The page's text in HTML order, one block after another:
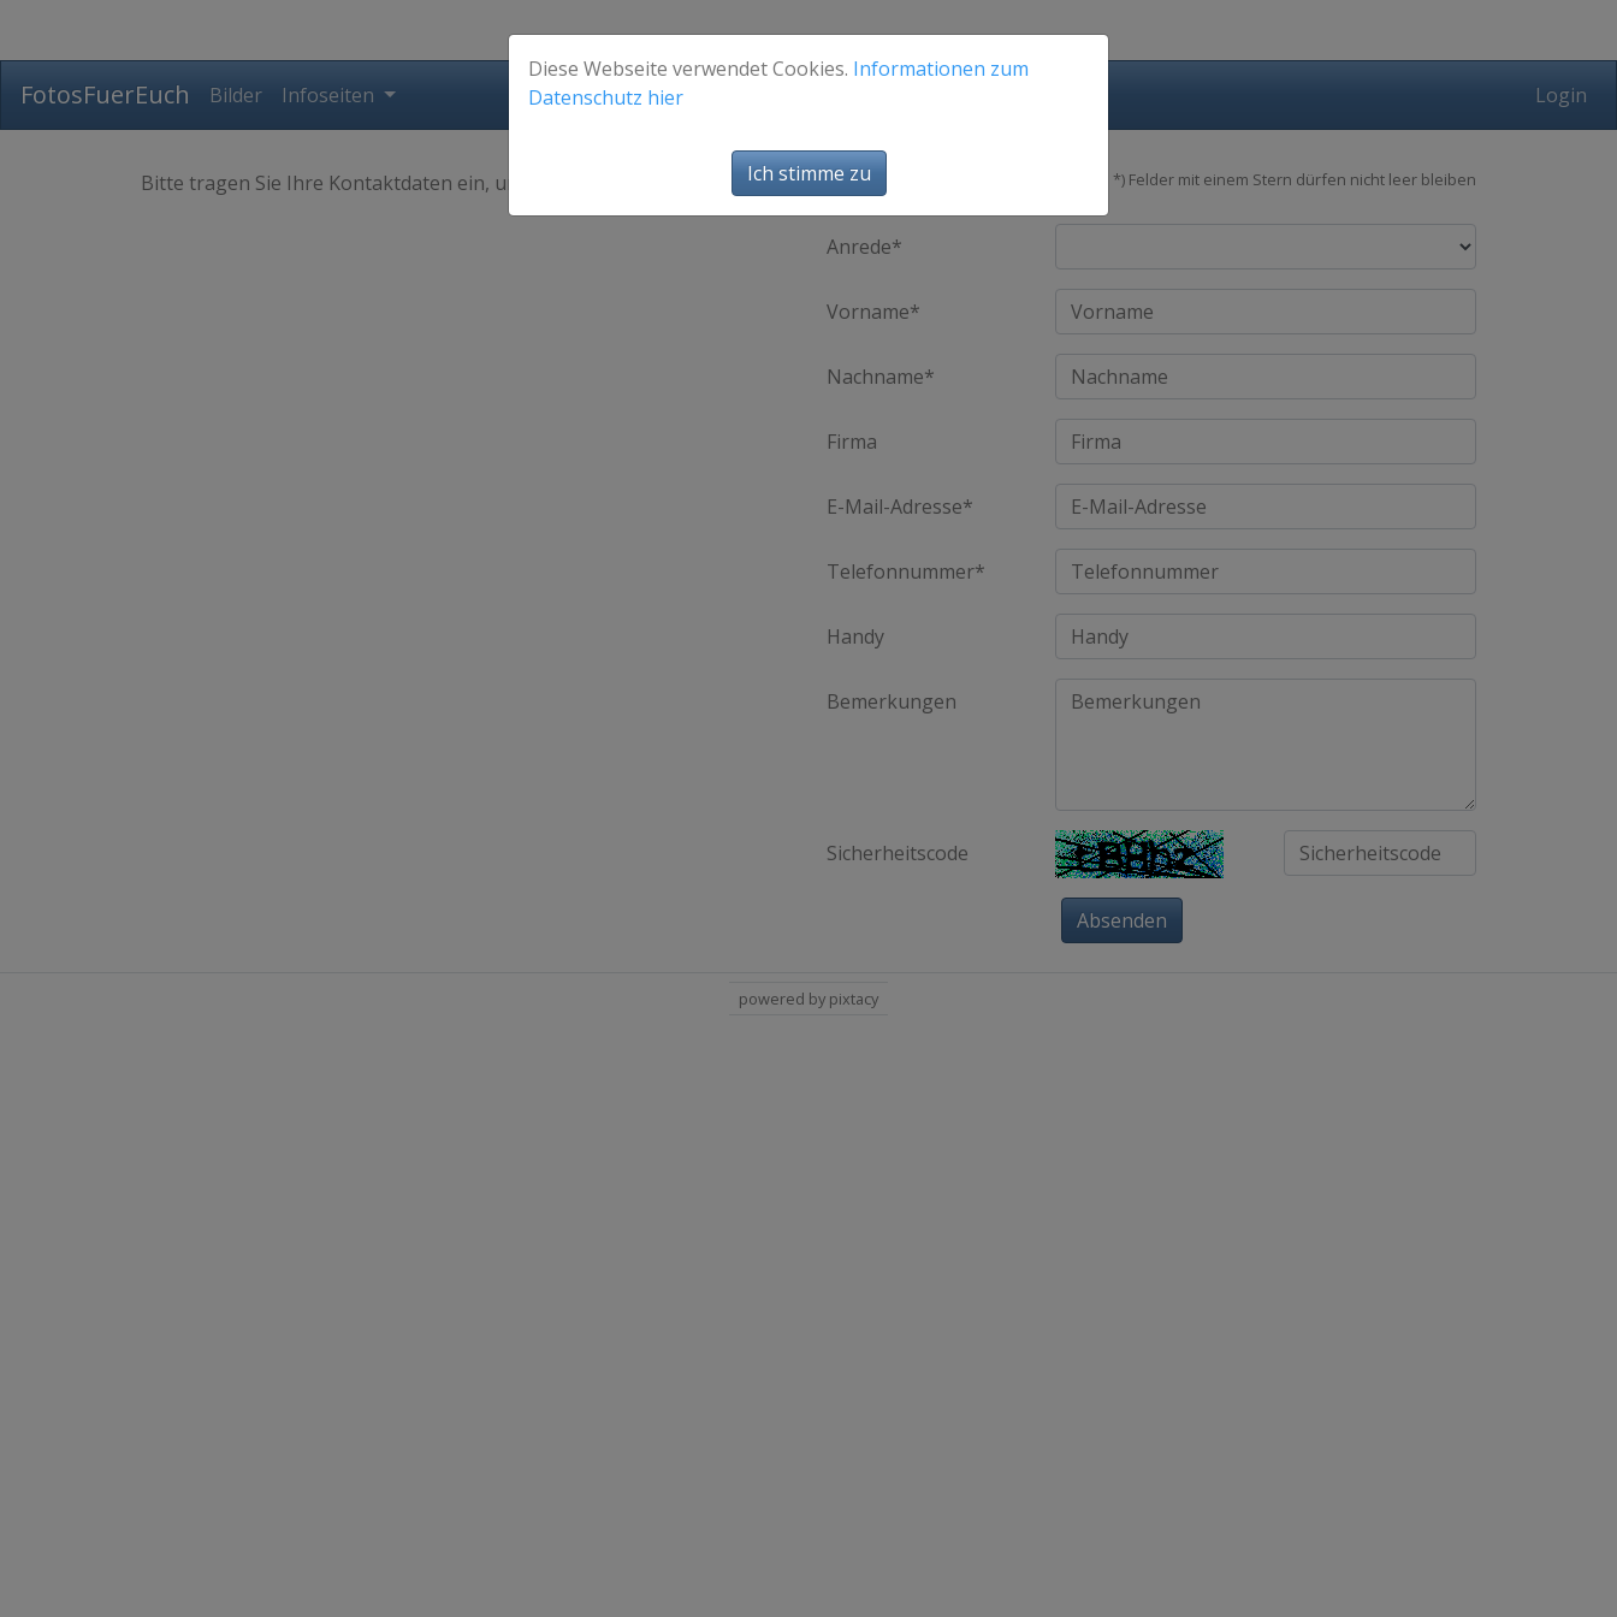
FotosFuerEuch Bilder Infoseiten Login
Bitte tragen Sie Ihre Kontaktdaten ein, und klicken Sie auf [absenden]. *) Felder mit einem Stern dürfen nicht leer bleiben
Anfrage
Anrede*
Vorname*
Nachname*
Firma
E-Mail-Adresse*
Telefonnummer*
Handy
Bemerkungen
Sicherheitscode
Absenden
Diese Webseite verwendet Cookies. Informationen zum
Datenschutz hier
Ich stimme zu
powered by pixtacy